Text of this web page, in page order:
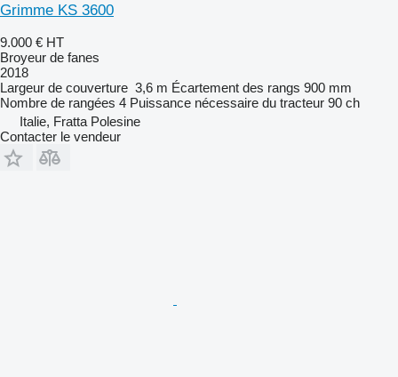
Grimme KS 3600
9.000 € HT
Broyeur de fanes
2018
Largeur de couverture 3,6 m Écartement des rangs 900 mm
Nombre de rangées 4 Puissance nécessaire du tracteur 90 ch
Italie, Fratta Polesine
Contacter le vendeur